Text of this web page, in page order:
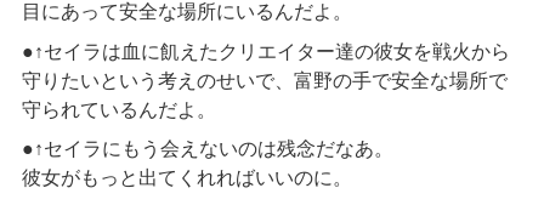
目にあって安全な場所にいるんだよ。
●↑セイラは血に飢えたクリエイター達の彼女を戦火から
守りたいという考えのせいで、富野の手で安全な場所で
守られているんだよ。
●↑セイラにもう会えないのは残念だなあ。
彼女がもっと出てくれればいいのに。